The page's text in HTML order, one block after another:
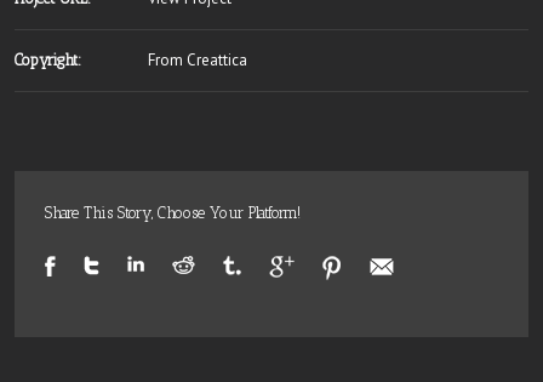
Copyright: From Creattica
Share This Story, Choose Your Platform!